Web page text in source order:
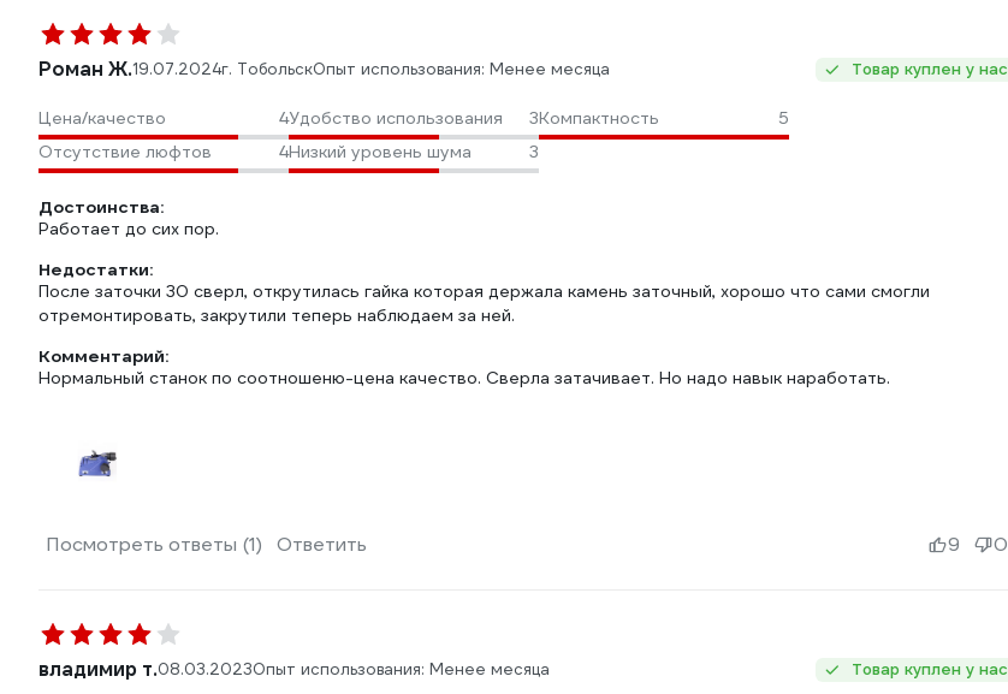
Роман Ж.19.07.2024г. ТобольскОпыт использования: Менее месяца Товар куплен у нас
Цена/качество 4Удобство использования 3Компактность
5
Отсутствие люфтов
4Низкий уровень шума 3
Достоинства:
Работает до сих пор.
Недостатки:
После заточки 30 сверл, открутилась гайка которая держала камень заточный, хорошо что сами смогли
Комментарий:
Нормальный станок по соотношеню-цена качество. Сверла затачивает. Но надо навык наработать.
Посмотреть ответы (1) Ответить 9 0
владимир т.08.03.2023Опыт использования: Менее месяца Товар куплен у нас